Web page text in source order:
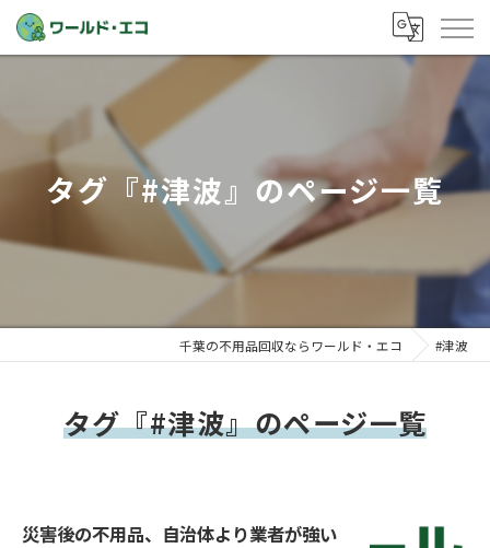
タグ『#津波』のページ一覧
千葉の不用品回収ならワールド・エコ #津波
タグ『#津波』のページ一覧
災害後の不用品、自治体より業者が強い